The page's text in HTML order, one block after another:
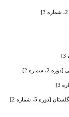
شماره 2]
5، شماره 2]